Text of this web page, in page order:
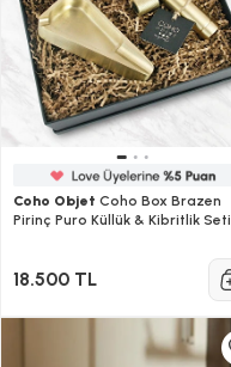
Coho Objet Coho Box Brazen
Pirinç Puro Küllük & Kibritlik Seti
18.500 TL